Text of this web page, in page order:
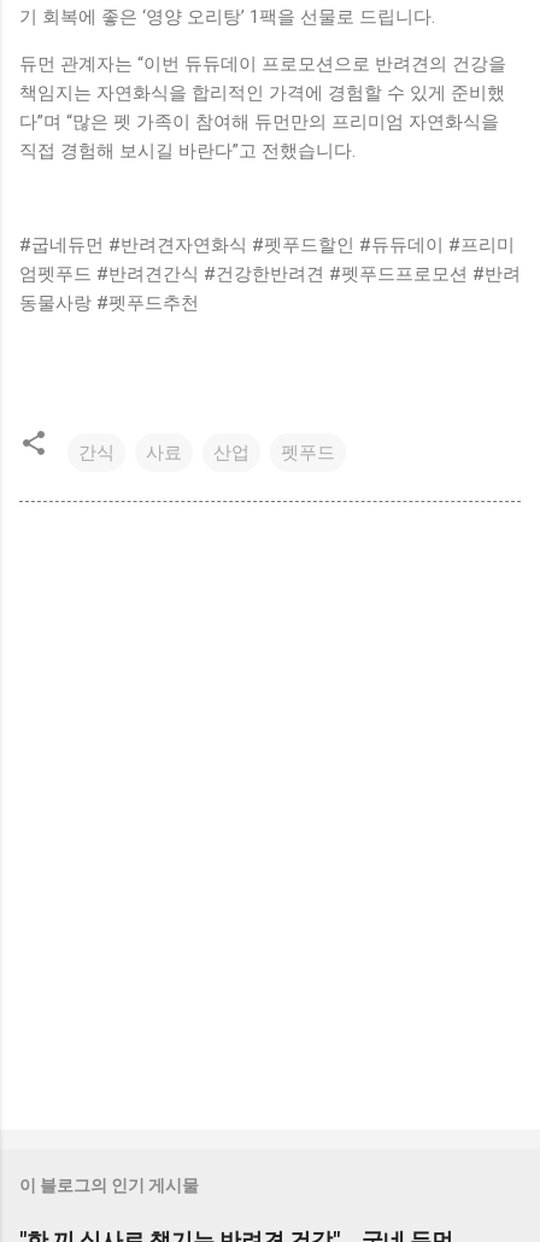
기 회복에 좋은 ‘영양 오리탕’ 1팩을 선물로 드립니다.
듀먼 관계자는 “이번 듀듀데이 프로모션으로 반려견의 건강을
책임지는 자연화식을 합리적인 가격에 경험할 수 있게 준비했
다”며 “많은 펫 가족이 참여해 듀먼만의 프리미엄 자연화식을
직접 경험해 보시길 바란다”고 전했습니다.
#굽네듀먼 #반려견자연화식 #펫푸드할인 #듀듀데이 #프리미
엄펫푸드 #반려견간식 #건강한반려견 #펫푸드프로모션 #반려
동물사랑 #펫푸드추천
간식 사료 산업 펫푸드
이 블로그의 인기 게시물